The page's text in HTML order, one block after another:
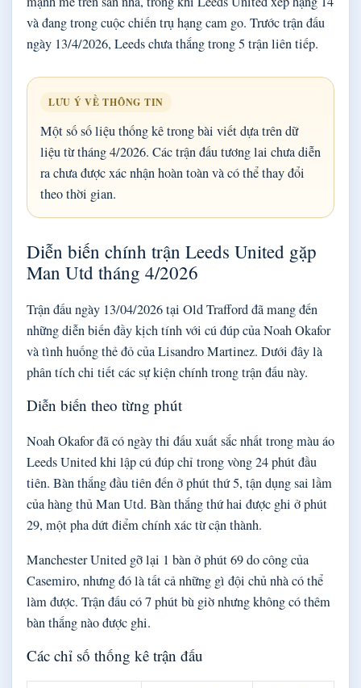
và đang trong cuộc chiến trụ hạng cam go. Trước trận đấu
ngày 13/4/2026, Leeds chưa thắng trong 5 trận liên tiếp.
LƯU Ý VỀ THÔNG TIN
Một số số liệu thống kê trong bài viết dựa trên dữ
liệu từ tháng 4/2026. Các trận đấu tương lai chưa diễn
ra chưa được xác nhận hoàn toàn và có thể thay đổi
theo thời gian.
Diễn biến chính trận Leeds United gặp
Man Utd tháng 4/2026
Trận đấu ngày 13/04/2026 tại Old Trafford đã mang đến
những diễn biến đầy kịch tính với cú đúp của Noah Okafor
và tình huống thẻ đỏ của Lisandro Martinez. Dưới đây là
phân tích chi tiết các sự kiện chính trong trận đấu này.
Diễn biến theo từng phút
Noah Okafor đã có ngày thi đấu xuất sắc nhất trong màu áo
Leeds United khi lập cú đúp chỉ trong vòng 24 phút đầu
tiên. Bàn thắng đầu tiên đến ở phút thứ 5, tận dụng sai lầm
của hàng thủ Man Utd. Bàn thắng thứ hai được ghi ở phút
29, một pha dứt điểm chính xác từ cận thành.
Manchester United gỡ lại 1 bàn ở phút 69 do công của
Casemiro, nhưng đó là tất cả những gì đội chủ nhà có thể
làm được. Trận đấu có 7 phút bù giờ nhưng không có thêm
bàn thắng nào được ghi.
Các chỉ số thống kê trận đấu